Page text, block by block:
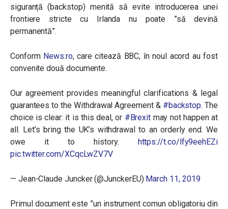
siguranță (backstop) menită să evite introducerea unei
frontiere stricte cu Irlanda nu poate ”să devină
permanentă”.
Conform News.ro, care citează BBC, în noul acord au fost
convenite două documente.
Our agreement provides meaningful clarifications & legal
guarantees to the Withdrawal Agreement & #backstop. The
choice is clear: it is this deal, or #Brexit may not happen at
all. Let’s bring the UK’s withdrawal to an orderly end. We
owe it to history. https://t.co/lfy9eehEZi
pic.twitter.com/XCqcLwZV7V
— Jean-Claude Juncker (@JunckerEU) March 11, 2019
Primul document este ”un instrument comun obligatoriu din